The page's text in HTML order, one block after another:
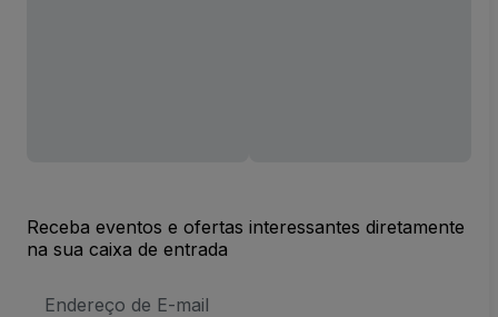
Receba eventos e ofertas interessantes diretamente
na sua caixa de entrada
de